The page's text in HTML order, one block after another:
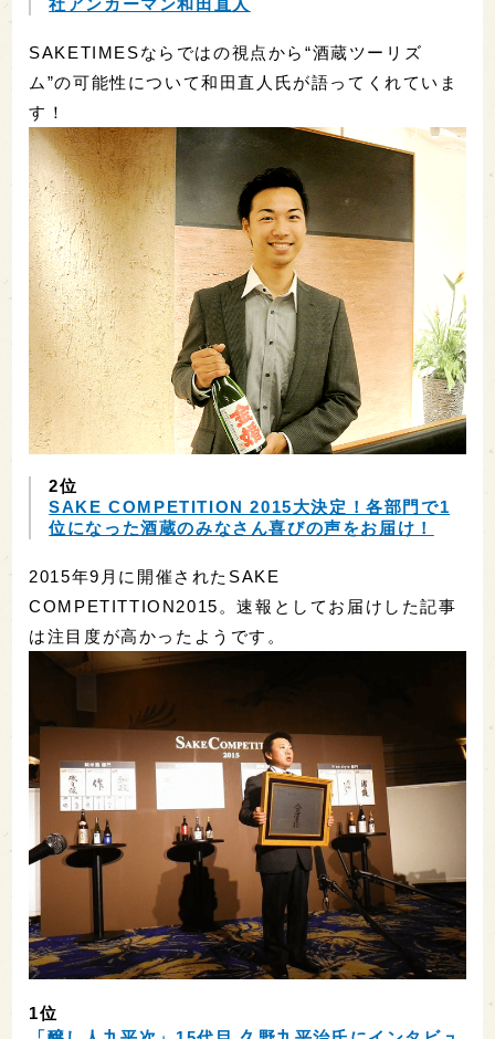
SAKETIMESならではの視点から“酒蔵ツーリズ
ム”の可能性について和田直人氏が語ってくれていま
す！
2位
SAKE COMPETITION 2015大決定！各部門で1
位になった酒蔵のみなさん喜びの声をお届け！
2015年9月に開催されたSAKE
COMPETITTION2015。速報としてお届けした記事
は注目度が高かったようです。
1位